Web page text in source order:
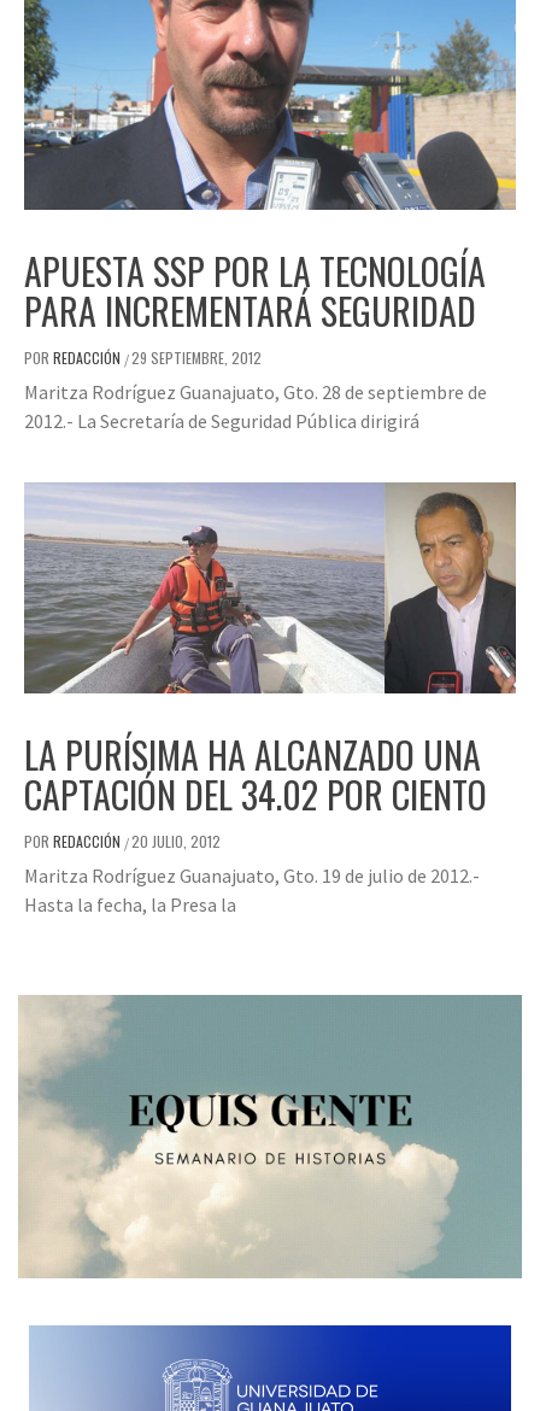
APUESTA SSP POR LA TECNOLOGÍA
PARA INCREMENTARÁ SEGURIDAD
POR REDACCIÓN /29 SEPTIEMBRE, 2012
Maritza Rodríguez Guanajuato, Gto. 28 de septiembre de
2012.- La Secretaría de Seguridad Pública dirigirá
LA PURÍSIMA HA ALCANZADO UNA
CAPTACIÓN DEL 34.02 POR CIENTO
POR REDACCIÓN /20 JULIO, 2012
Maritza Rodríguez Guanajuato, Gto. 19 de julio de 2012.-
Hasta la fecha, la Presa la